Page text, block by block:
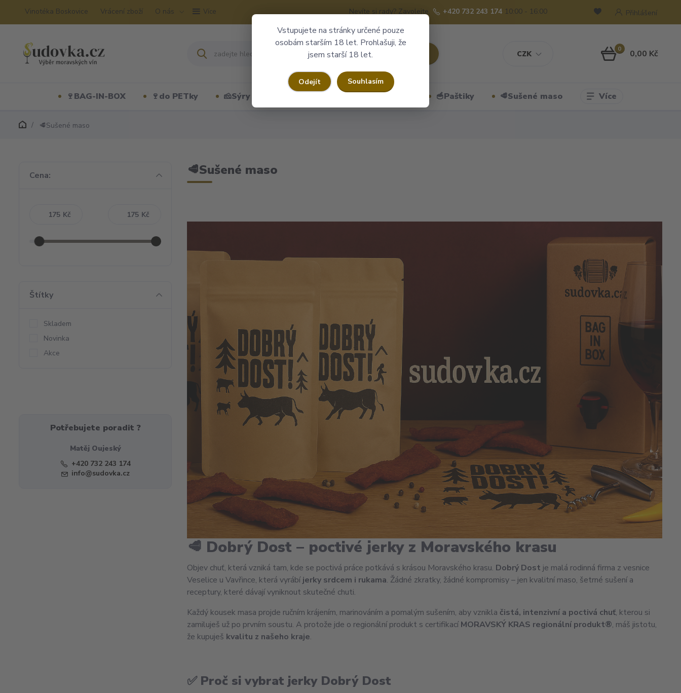
Vstupujete na stránky určené pouze
osobám starším 18 let. Prohlašuji, že
jsem starší 18 let.
Odejít Souhlasím
Vinotéka Boskovice Vrácení zboží O nás Více
CZK
Přihlášení
Nevíte si rady? Zavolejte. +420 732 243 174 10:00 - 16:00
0 0,00 Kč
🍷BAG-IN-BOX 🍷do PETky 🧀Sýry 🥣Paštiky 🥩Sušené maso Více
🥩Sušené maso
🥩Sušené maso
🥩 Dobrý Dost – poctivé jerky z Moravského krasu
Objev chuť, která vzniká tam, kde se poctivá práce potkává s krásou Moravského krasu. Dobrý Dost je malá rodinná firma z vesnice
Veselice u Vavřince, která vyrábíjerky srdcem i rukama. Žádné zkratky, žádné kompromisy – jen kvalitní maso, šetrné sušení a
receptury, které dávají vyniknout skutečné chuti.
Každý kousek masa projde ručním krájením, marinováním a pomalým sušením, aby vznikla čistá, intenzivní a poctivá chuť, kterou si
zamiluješ už po prvním soustu. A protože jde o regionální produkt s certifikacíMORAVSKÝ KRAS regionální produkt®, máš jistotu,
že kupuješ kvalitu z našeho kraje.
✅ Proč si vybrat jerky Dobrý Dost
Cena:
Kč Kč
Štítky
Skladem
Novinka
Akce
Potřebujete poradit ?
Matěj Oujeský
+420 732 243 174
info@sudovka.cz